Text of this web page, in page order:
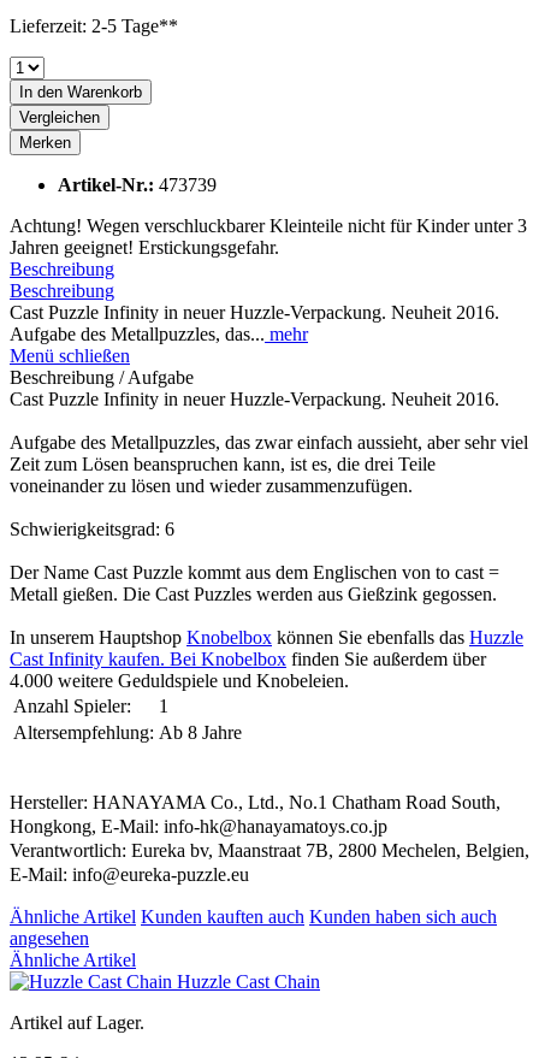
Lieferzeit: 2-5 Tage**
In den Warenkorb
Vergleichen
Merken
Artikel-Nr.: 473739
Achtung! Wegen verschluckbarer Kleinteile nicht für Kinder unter 3
Jahren geeignet! Erstickungsgefahr.
Beschreibung
Beschreibung
Cast Puzzle Infinity in neuer Huzzle-Verpackung. Neuheit 2016.
Aufgabe des Metallpuzzles, das... mehr
Menü schließen
Beschreibung / Aufgabe
Cast Puzzle Infinity in neuer Huzzle-Verpackung. Neuheit 2016.
Aufgabe des Metallpuzzles, das zwar einfach aussieht, aber sehr viel
Zeit zum Lösen beanspruchen kann, ist es, die drei Teile
voneinander zu lösen und wieder zusammenzufügen.
Schwierigkeitsgrad: 6
Der Name Cast Puzzle kommt aus dem Englischen von to cast =
Metall gießen. Die Cast Puzzles werden aus Gießzink gegossen.
In unserem Hauptshop Knobelbox können Sie ebenfalls das Huzzle
Cast Infinity kaufen. Bei Knobelbox finden Sie außerdem über
4.000 weitere Geduldspiele und Knobeleien.
Anzahl Spieler:
1
Altersempfehlung: Ab 8 Jahre
Hersteller: HANAYAMA Co., Ltd., No.1 Chatham Road South,
Hongkong, E-Mail: info-hk@hanayamatoys.co.jp
Verantwortlich: Eureka bv, Maanstraat 7B, 2800 Mechelen, Belgien,
E-Mail: info@eureka-puzzle.eu
Ähnliche Artikel Kunden kauften auch Kunden haben sich auch
angesehen
Ähnliche Artikel
Huzzle Cast Chain
Artikel auf Lager.